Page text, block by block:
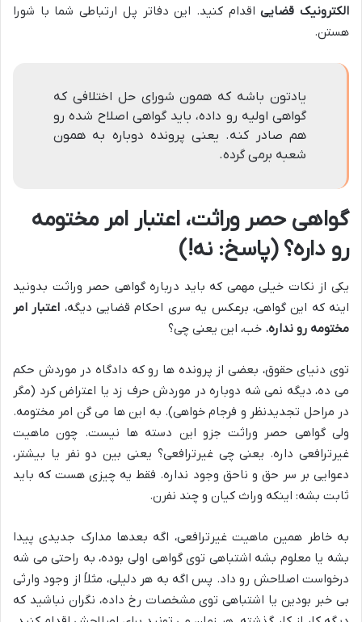
الکترونیک قضاییاقدام کنید. این دفاتر پل ارتباطی شما با شورا
هستن.
یادتون باشه که همون شورای حل اختلافی که
گواهی اولیه رو داده، باید گواهی اصلاح شده رو
هم صادر کنه. یعنی پرونده دوباره به همون
شعبه برمی گرده.
گواهی حصر وراثت، اعتبار امر مختومه
رو داره؟ (پاسخ: نه!)
یکی از نکات خیلی مهمی که باید درباره گواهی حصر وراثت بدونید
اینه که این گواهی، برعکس یه سری احکام قضایی دیگه، اعتبار امر
مختومه رو نداره. خب، این یعنی چی؟
توی دنیای حقوق، بعضی از پرونده ها رو که دادگاه در موردش حکم
می ده، دیگه نمی شه دوباره در موردش حرف زد یا اعتراض کرد (مگر
در مراحل تجدیدنظر و فرجام خواهی). به این ها می گن امر مختومه.
ولی گواهی حصر وراثت جزو این دسته ها نیست. چون ماهیت
غیرترافعی داره. یعنی چی غیرترافعی؟ یعنی بین دو نفر یا بیشتر،
دعوایی بر سر حق و ناحق وجود نداره. فقط یه چیزی هست که باید
ثابت بشه: اینکه وراث کیان و چند نفرن.
به خاطر همین ماهیت غیرترافعی، اگه بعدها مدارک جدیدی پیدا
بشه یا معلوم بشه اشتباهی توی گواهی اولی بوده، به راحتی می شه
درخواست اصلاحش رو داد. پس اگه به هر دلیلی، مثلاً از وجود وارثی
بی خبر بودین یا اشتباهی توی مشخصات رخ داده، نگران نباشید که